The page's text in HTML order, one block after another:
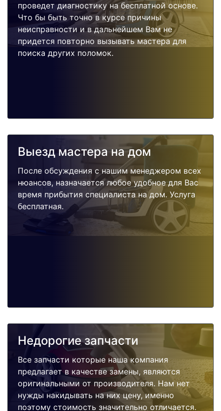
проведет диагностику на бесплатной основе.
Что бы быть точно в курсе причины
неисправности и в дальнейшем Вам не
придется повторно вызывать мастера для
поиска других поломок.
Выезд мастера на дом
После обсуждения с нашим менеджером всех
нюансов, назначается любое удобное для Вас
время прибытия специалиста на дом. Услуга
бесплатная.
Недорогие запчасти
Все запчасти которые наша компания
предлагает в качестве замены, являются
оригинальными от производителя. Нам нет
нужды накидывать на них цену, именно
поэтому стоимость значительно отличается.